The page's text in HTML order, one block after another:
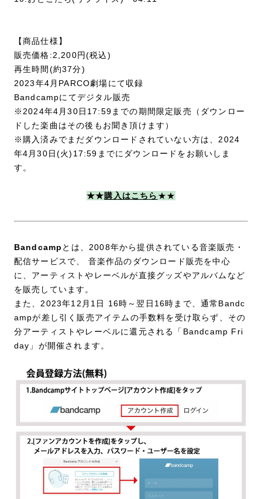
【商品仕様】
販売価格:2,200円(税込)
再生時間(約37分)
2023年4月PARCO劇場にて収録
Bandcampにてデジタル販売
※2024年4月30日17:59までの期間限定販売（ダウンロー
ドした楽曲はその後もお聞き頂けます）
※購入済みでまだダウンロードされていない方は、2024
年4月30日(火)17:59までにダウンロードをお願いしま
す。
★★購入はこちら ★★
Bandcamp とは、2008年から提供されている音楽販売・
配信サービスで、 音楽作品のダウンロード販売を中心
に、アーティストやレーベルが直接グッズやアルバムなど
を販売しています。
また、2023年12月1日 16時～翌日16時まで、通常Bandc
ampが差し引く販売アイテムの手数料を受け取らず、その
分アーティストやレーベルに還元される「Bandcamp Fri
day」が開催されます。